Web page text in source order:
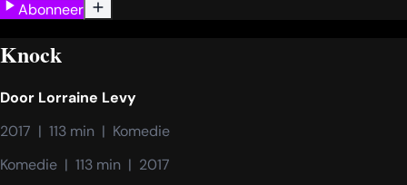
Abonneer
Knock
Door Lorraine Levy
2017  |  113 min  |  Komedie
Komedie  |  113 min  |  2017